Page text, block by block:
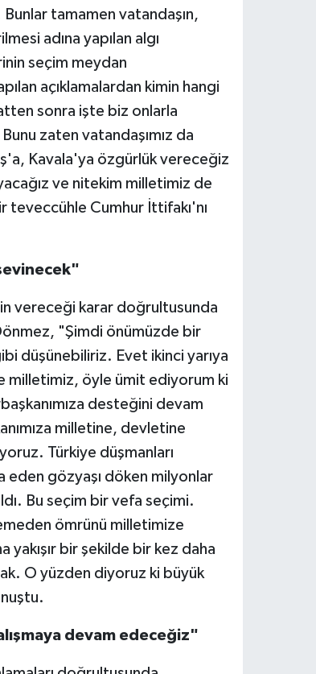
tamamen vatandaşın,
adına yapılan algı
seçim meydan
açıklamalardan kimin hangi
sonra işte biz onlarla
zaten vatandaşımız da
Kavala'ya özgürlük vereceğiz
ve nitekim milletimiz de
teveccühle Cumhur İttifakı'nı
vereceği karar doğrultusunda
"Şimdi önümüzde bir
düşünebiliriz. Evet ikinci yarıya
milletimiz, öyle ümit ediyorum ki
desteğini devam
milletine, devletine
Türkiye düşmanları
eden gözyaşı döken milyonlar
Bu seçim bir vefa seçimi.
ömrünü milletimize
yakışır bir şekilde bir kez daha
O yüzden diyoruz ki büyük
devam edeceğiz"